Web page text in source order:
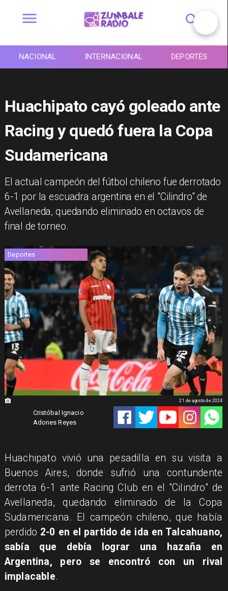
NACIONAL INTERNACIONAL DEPORTES
Huachipato cayó goleado ante
Racing y quedó fuera la Copa
Sudamericana
​El actual campeón del fútbol chileno fue derrotado
6-1 por la escuadra argentina en el "Cilindro" de
Avellaneda, quedando eliminado en octavos de
final de torneo.
Deportes
Cristóbal Ignacio
Adones Reyes
21 de agosto de 2024
Huachipato vivió una pesadilla en su visita a
Buenos Aires, donde sufrió una contundente
derrota 6-1 ante Racing Club en el "Cilindro" de
Avellaneda, quedando eliminado de la Copa
Sudamericana. El campeón chileno, que había
perdido 2-0 en el partido de ida en Talcahuano,
sabía que debía lograr una hazaña en
Argentina, pero se encontró con un rival
implacable.